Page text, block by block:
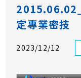
定專業密技
2023/12/12